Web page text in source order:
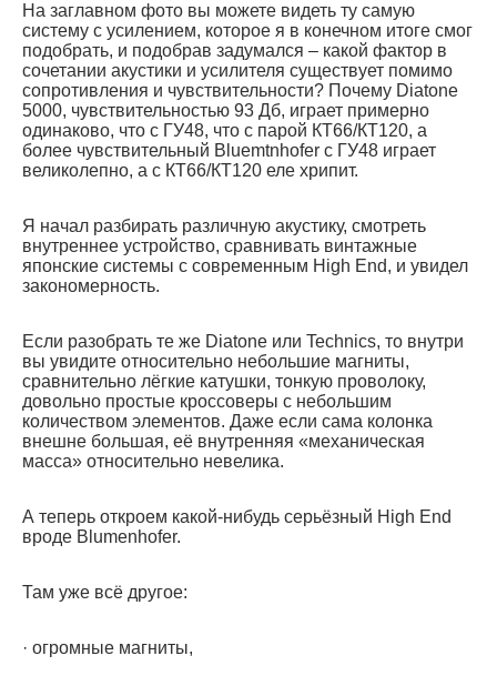
На заглавном фото вы можете видеть ту самую
систему с усилением, которое я в конечном итоге смог
подобрать, и подобрав задумался – какой фактор в
сочетании акустики и усилителя существует помимо
сопротивления и чувствительности? Почему Diatone
5000, чувствительностью 93 Дб, играет примерно
одинаково, что с ГУ48, что с парой КТ66/КТ120, а
более чувствительный Bluemtnhofer c ГУ48 играет
великолепно, а с КТ66/КТ120 еле хрипит.
Я начал разбирать различную акустику, смотреть
внутреннее устройство, сравнивать винтажные
японские системы с современным High End, и увидел
закономерность.
Если разобрать те же Diatone или Technics, то внутри
вы увидите относительно небольшие магниты,
сравнительно лёгкие катушки, тонкую проволоку,
довольно простые кроссоверы с небольшим
количеством элементов. Даже если сама колонка
внешне большая, её внутренняя «механическая
масса» относительно невелика.
А теперь откроем какой-нибудь серьёзный High End
вроде Blumenhofer.
Там уже всё другое:
· огромные магниты,